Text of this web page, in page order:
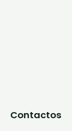
Contactos